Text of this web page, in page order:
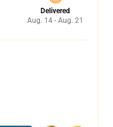
Delivered
Aug. 14 - Aug. 21